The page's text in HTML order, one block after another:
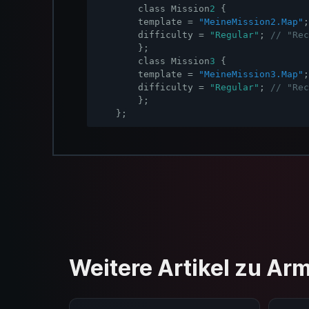
class Mission2
{
template = "MeineMission2.Map" ;
difficulty = "Regular" ;
} ;
class Mission3
{
template = "MeineMission3.Map" ;
difficulty = "Regular" ;
} ;
};
Weitere Artikel zu